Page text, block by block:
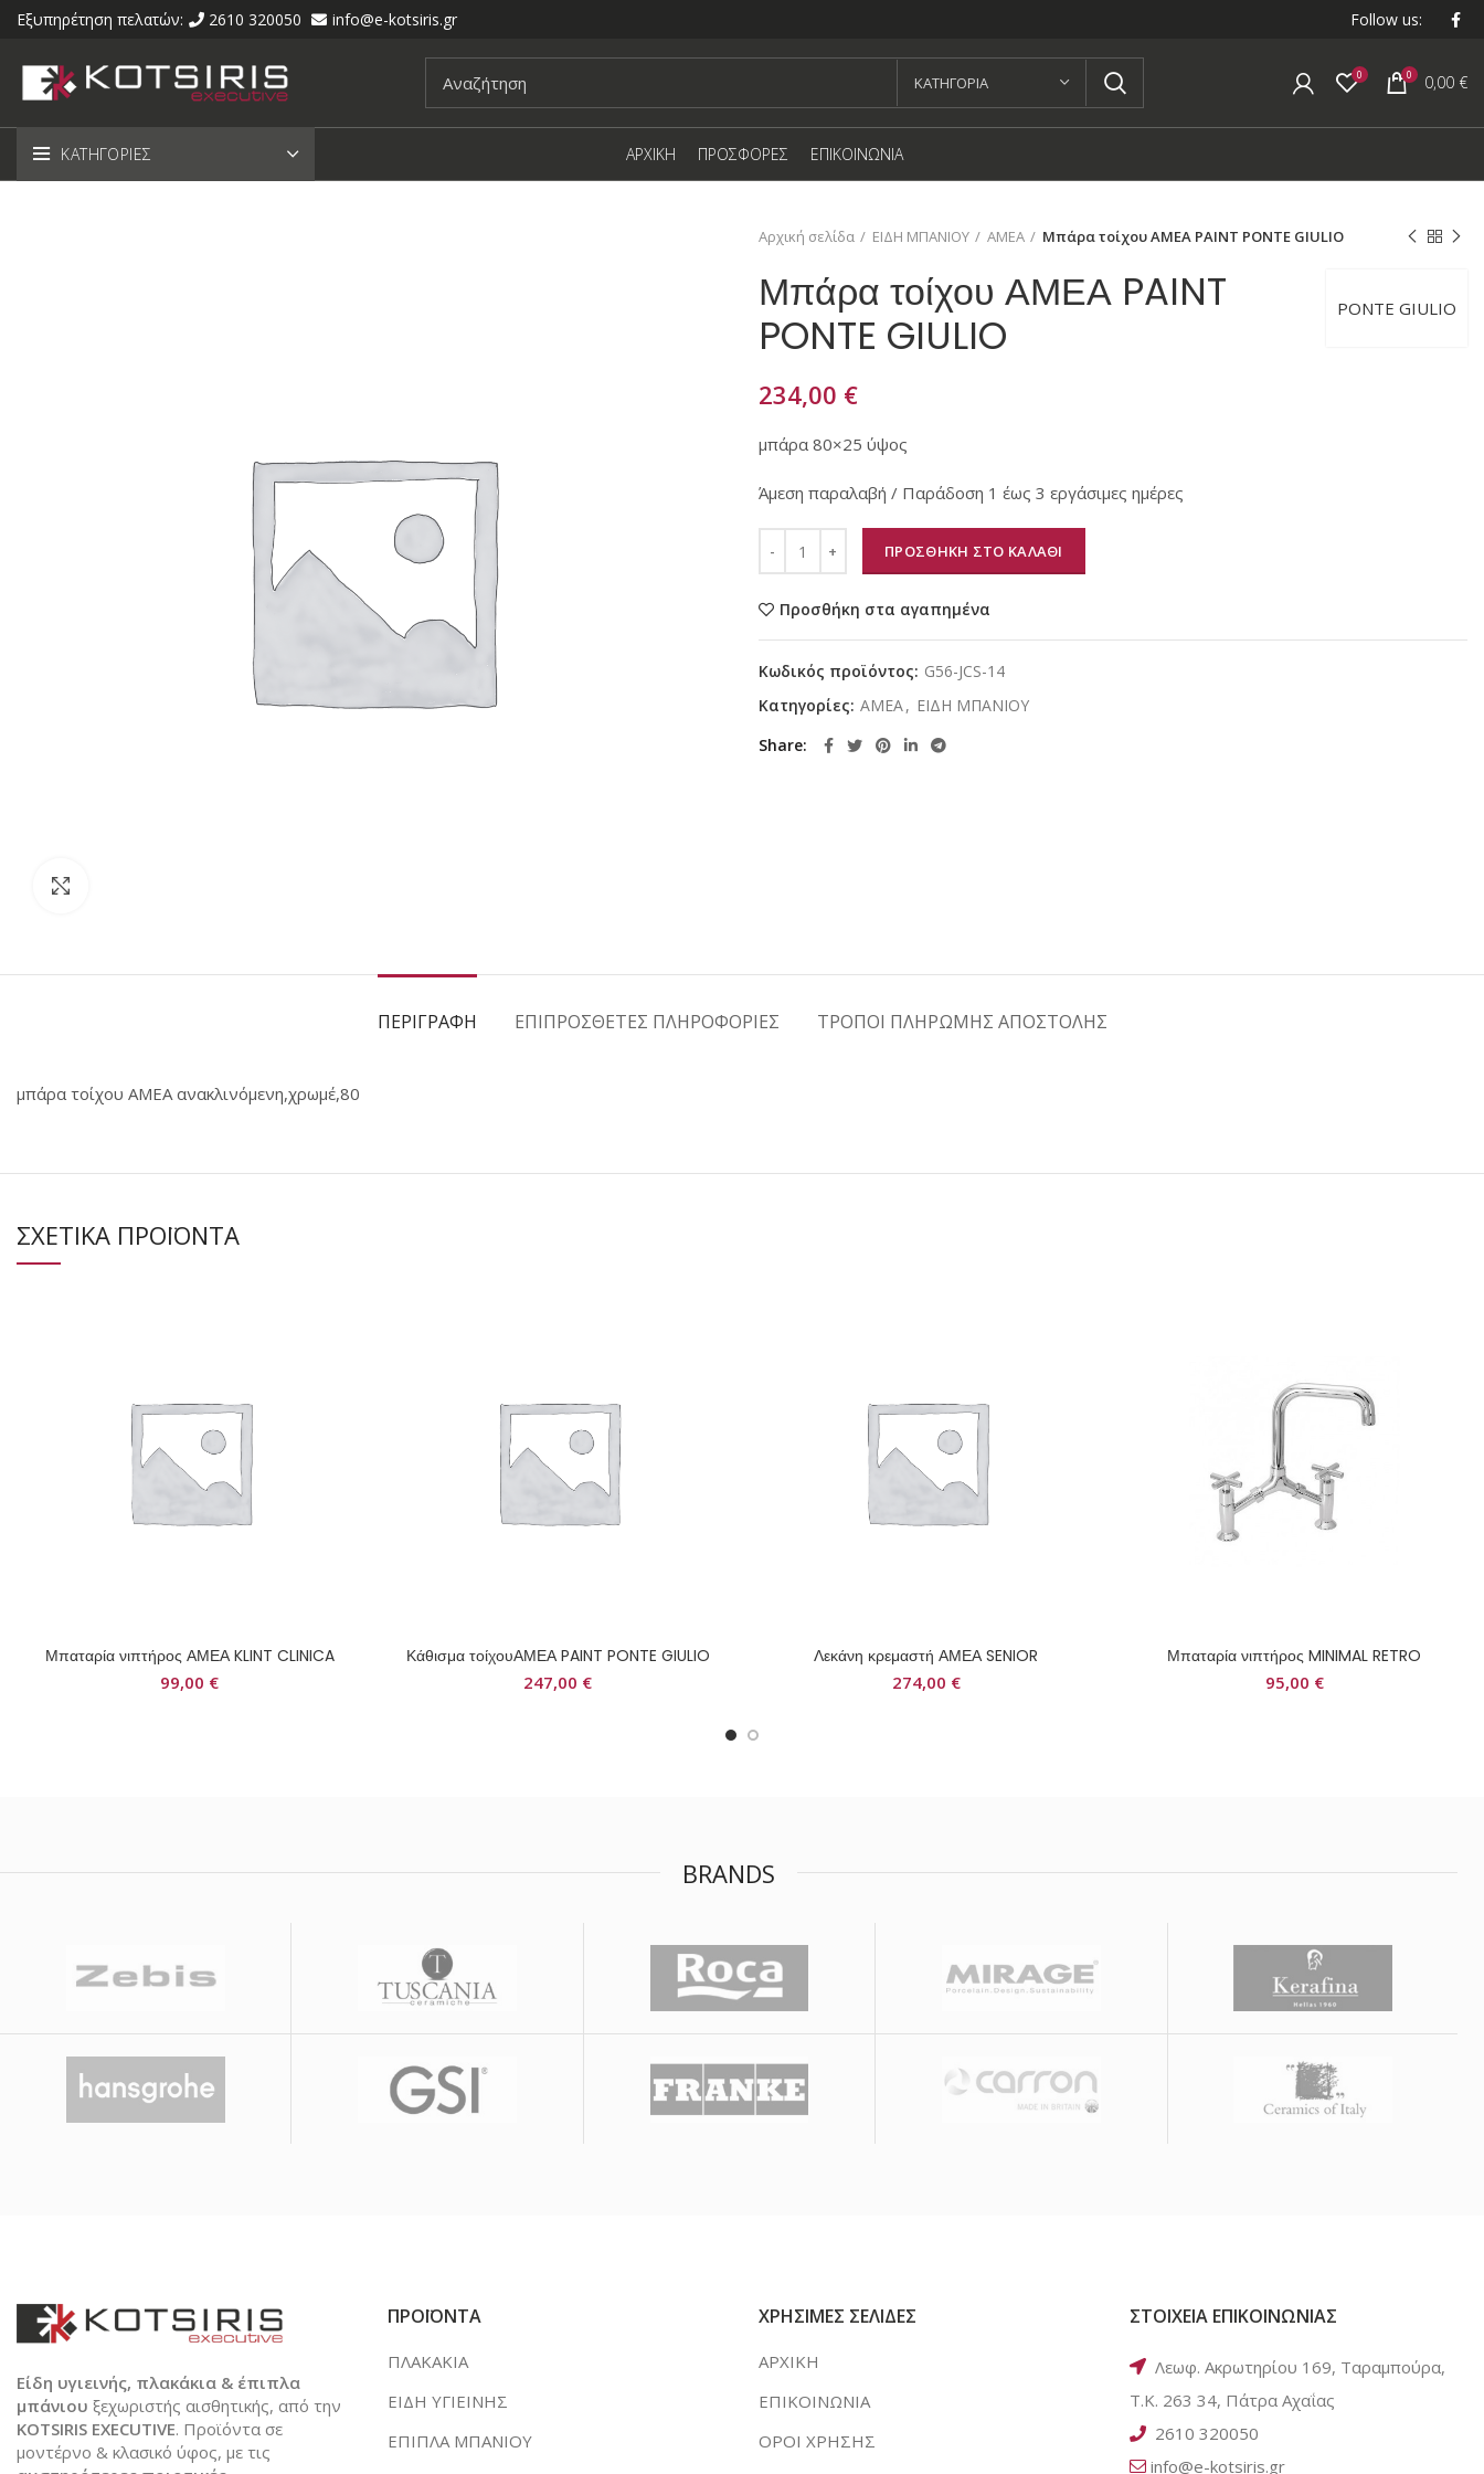
Εξυπηρέτηση πελατών: 2610 320050 info@e-kotsiris.gr Follow us:
KΑΤΗΓΟΡΙΑ 0 0 0,00 €
ΚΑΤΗΓΟΡΙΕΣ ΑΡΧΙΚΗ ΠΡΟΣΦΟΡΕΣ ΕΠΙΚΟΙΝΩΝΙΑ
Αρχική σελίδα ΕΙΔΗ ΜΠΑΝΙΟΥ ΑΜΕΑ Μπάρα τοίχου ΑΜΕΑ PAINT PONTE GIULIO
PONTE GIULIO
Μπάρα τοίχου ΑΜΕΑ PAINT
PONTE GIULIO
234,00 €
μπάρα 80×25 ύψος
Άμεση παραλαβή / Παράδοση 1 έως 3 εργάσιμες ημέρες
ΠΡΟΣΘΗΚΗ ΣΤΟ ΚΑΛΑΘΙ
Προσθήκη στα αγαπημένα
Κωδικός προϊόντος: G56-JCS-14
Κατηγορίες: ΑΜΕΑ, ΕΙΔΗ ΜΠΑΝΙΟΥ
Share
ΠΕΡΙΓΡΑΦΗ ΕΠΙΠΡΟΣΘΕΤΕΣ ΠΛΗΡΟΦΟΡΙΕΣ ΤΡΟΠΟΙ ΠΛΗΡΩΜΗΣ ΑΠΟΣΤΟΛΗΣ
μπάρα τοίχου ΑΜΕΑ ανακλινόμενη,χρωμέ,80
ΣΧΕΤΙΚΑ ΠΡΟΪΟΝΤΑ
Μπαταρία νιπτήρος ΑΜΕΑ KLINT CLINICA
99,00 €
Κάθισμα τοίχουΑΜΕΑ PAINT PONTE GIULIO
247,00 €
Λεκάνη κρεμαστή ΑΜΕΑ SENIOR
274,00 €
Μπαταρία νιπτήρος MINIMAL RETRO
95,00 €
BRANDS
Είδη υγιεινής, πλακάκια & έπιπλα
μπάνιου ξεχωριστής αισθητικής, από την
KOTSIRIS EXECUTIVE. Προϊόντα σε
μοντέρνο & κλασικό ύφος, με τις
ΠΡΟΪΟΝΤΑ
ΠΛΑΚΑΚΙΑ
ΕΙΔΗ ΥΓΙΕΙΝΗΣ
ΕΠΙΠΛΑ ΜΠΑΝΙΟΥ
ΧΡΗΣΙΜΕΣ ΣΕΛΙΔΕΣ
ΑΡΧΙΚΗ
ΕΠΙΚΟΙΝΩΝΙΑ
ΟΡΟΙ ΧΡΗΣΗΣ
ΣΤΟΙΧΕΙΑ ΕΠΙΚΟΙΝΩΝΙΑΣ
Λεωφ. Ακρωτηρίου 169, Ταραμπούρα,
Τ.Κ. 263 34, Πάτρα Αχαΐας
2610 320050
info@e-kotsiris.gr